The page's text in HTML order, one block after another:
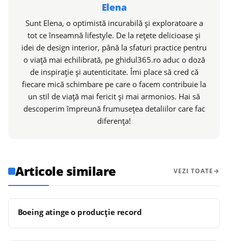
Elena
Sunt Elena, o optimistă incurabilă și exploratoare a
tot ce înseamnă lifestyle. De la rețete delicioase și
idei de design interior, până la sfaturi practice pentru
o viață mai echilibrată, pe ghidul365.ro aduc o doză
de inspirație și autenticitate. Îmi place să cred că
fiecare mică schimbare pe care o facem contribuie la
un stil de viață mai fericit și mai armonios. Hai să
descoperim împreună frumusețea detaliilor care fac
diferența!
Articole similare VEZI TOATE
Boeing atinge o producţie record